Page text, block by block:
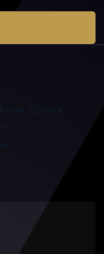
Yazılımı